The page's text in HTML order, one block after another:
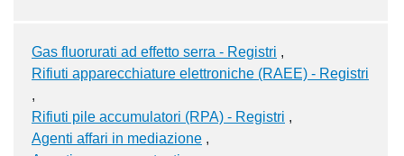
Gas fluorurati ad effetto serra - Registri
Rifiuti apparecchiature elettroniche (RAEE) - Registri
Rifiuti pile accumulatori (RPA) - Registri
Agenti affari in mediazione